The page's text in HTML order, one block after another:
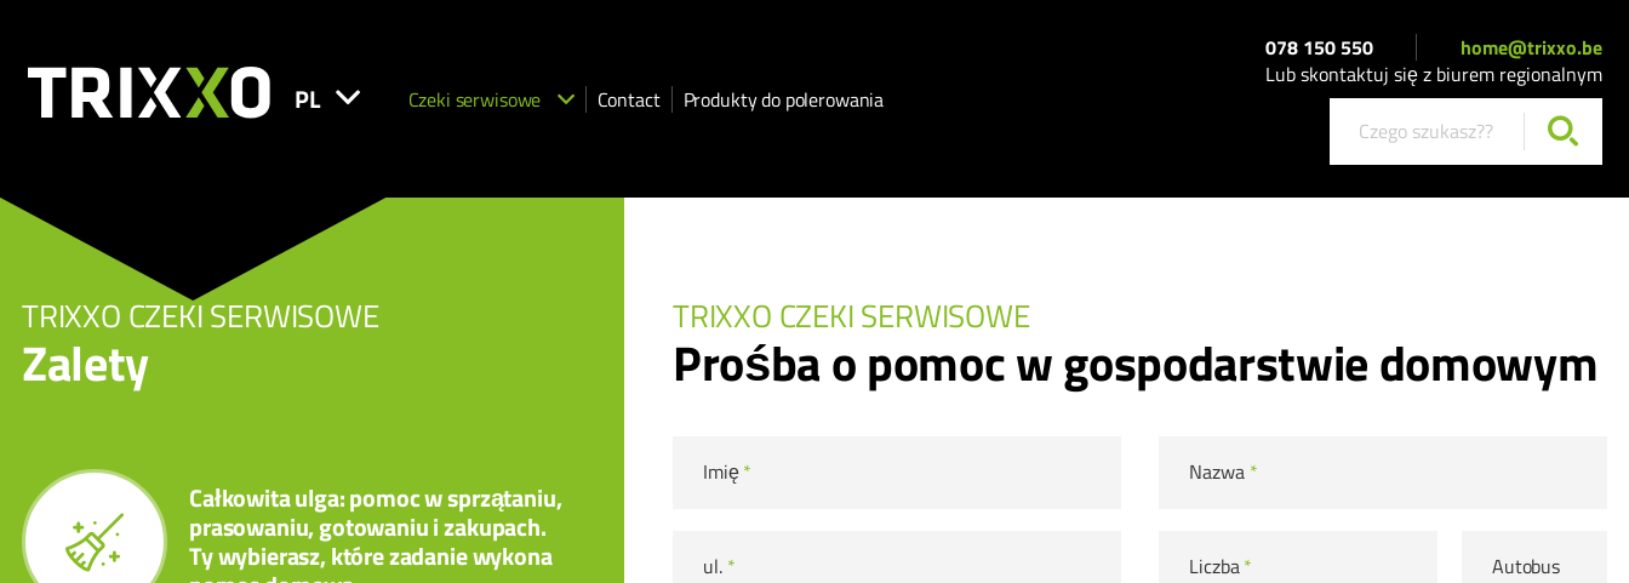
PL Czeki serwisowe Contact Produkty do polerowania
078 150 550
home@trixxo.be
Lub skontaktuj się z biurem regionalnym
TRIXXO CZEKI SERWISOWE
Zalety
Całkowita ulga: pomoc w sprzątaniu,
prasowaniu, gotowaniu i zakupach.
Ty wybierasz, które zadanie wykona
TRIXXO CZEKI SERWISOWE
Prośba o pomoc w gospodarstwie domowym
Imię* Nazwa *
ul. * Liczba* Autobus